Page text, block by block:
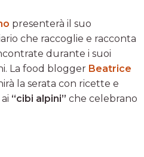
presenterà il suo
che raccoglie e racconta
durante i suoi
La food blogger Beatrice
la serata con ricette e
“cibi alpini” che celebrano